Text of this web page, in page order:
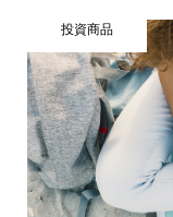
投資商品